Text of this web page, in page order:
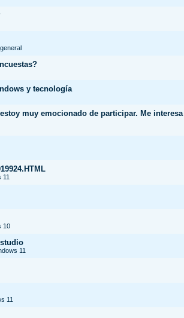
y tecnología
muy emocionado de participar. Me
11
10
11
11